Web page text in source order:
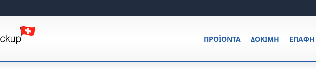
ΕΠΑΦΉ
ΔΟΚΙΜΉ
ΠΡΟΪΌΝΤΑ